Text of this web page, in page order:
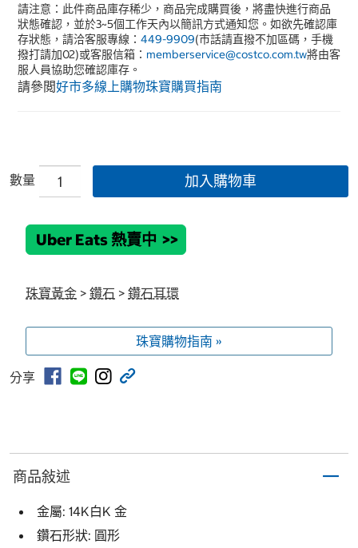
請注意：此件商品庫存稀少，商品完成購買後，將盡快進行商品
狀態確認，並於3~5個工作天內以簡訊方式通知您。如欲先確認庫
存狀態，請洽客服專線： 449-9909(市話請直撥不加區碼，手機
撥打請加02)或客服信箱： memberservice@costco.com.tw將由客
服人員協助您確認庫存。
請參閲好市多線上購物珠寶購買指南
數量 加入購物車
Uber Eats 熱賣中 >>
珠寶黃金 > 鑽石 > 鑽石耳環
珠寶購物指南 »
分享
商品敍述
金屬: 14K白K 金
鑽石形狀: 圓形